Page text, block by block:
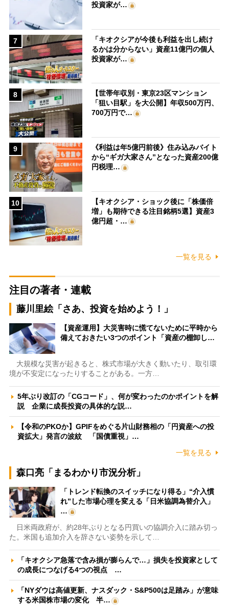
投資家が…
7
「キオクシアが今後も利益を出し続け
るかは分からない」資産11億円の個人
投資家が…
8
【世帯年収別・東京23区マンション
「狙い目駅」を大公開】年収500万円、
700万円で…
9
《利益は年5億円前後》住み込みバイト
から“ギガ大家さん”となった資産200億
円税理…
10
【キオクシア・ショック後に「株価倍
増」も期待できる注目銘柄5選】資産3
億円超・…
一覧を見る
注目の著者・連載
藤川里絵「さあ、投資を始めよう！」
【資産運用】大災害時に慌てないために平時から
備えておきたい3つのポイント「資産の棚卸し…
大規模な災害が起きると、株式市場が大きく動いたり、取引環
境が不安定になったりすることがある。一方…
5年ぶり改訂の「CGコード」、何が変わったのかポイントを解
説 企業に成長投資の具体的な説…
【令和のPKOか】GPIFをめぐる片山財務相の「円資産への投
資拡大」発言の波紋 「国債重視」…
一覧を見る
森口亮「まるわかり市況分析」
「トレンド転換のスイッチになり得る」“介入慣
れ”した市場心理を変える「日米協調為替介入」
…
日米両政府が、約28年ぶりとなる円買いの協調介入に踏み切っ
た。米国も追加介入を辞さない姿勢を示して…
「キオクシア急落で含み損が膨らんで…」損失を投資家として
の成長につなげる4つの視点 …
「NYダウは高値更新、ナスダック・S&P500は足踏み」が意味
する米国株市場の変化 半…